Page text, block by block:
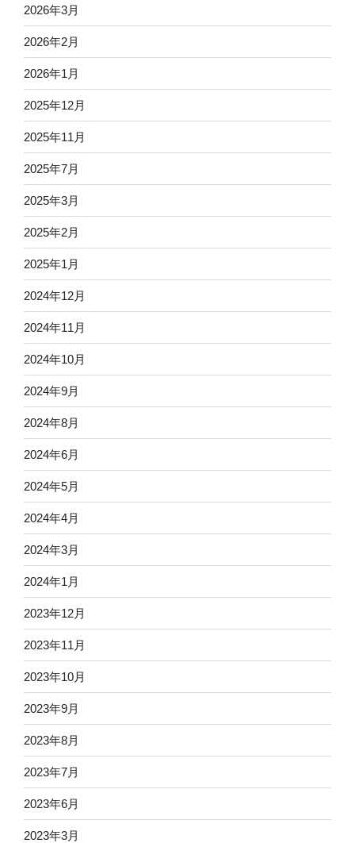
2026年3月
2026年2月
2026年1月
2025年12月
2025年11月
2025年7月
2025年3月
2025年2月
2025年1月
2024年12月
2024年11月
2024年10月
2024年9月
2024年8月
2024年6月
2024年5月
2024年4月
2024年3月
2024年1月
2023年12月
2023年11月
2023年10月
2023年9月
2023年8月
2023年7月
2023年6月
2023年3月